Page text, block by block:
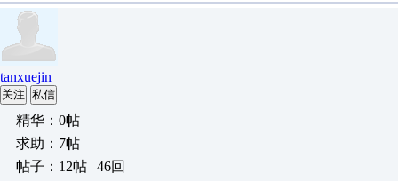
tanxuejin
关注 私信
精华：0帖
求助：7帖
帖子：12帖 | 46回